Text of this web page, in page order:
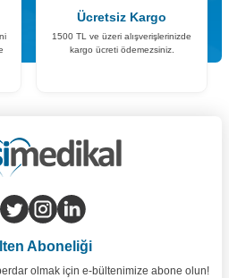
Ücretsiz Kargo
1500 TL ve üzeri alışverişlerinizde
kargo ücreti ödemezsiniz.
Aboneliği
olmak için e-bültenimize abone olun!